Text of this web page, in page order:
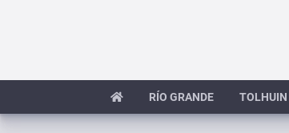
RÍO GRANDE TOLHUIN